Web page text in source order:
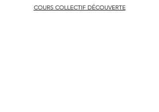
COURS COLLECTIF DÉCOUVERTE